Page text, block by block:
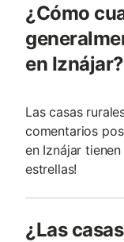
¿Cómo
en Iznájar?
Las casas
comentarios
en Iznájar
estrellas!
¿Las